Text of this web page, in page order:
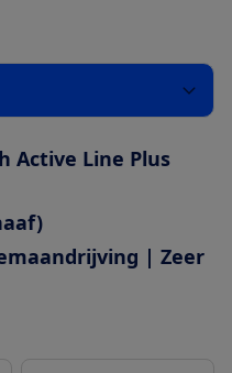
Active Line Plus
| Zeer